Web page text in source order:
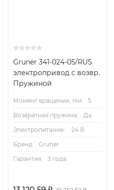
Gruner 341-024-05/RUS
электропривод с возвр.
Пружиной
Момент вращения, Нм:
5
Возвратная пружина:
Да
Электропитание.:
24 В
Бренд:
Gruner
Гарантия:
3 года